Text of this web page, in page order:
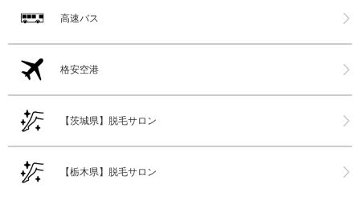
高速バス
格安空港
【茨城県】脱毛サロン
【栃木県】脱毛サロン